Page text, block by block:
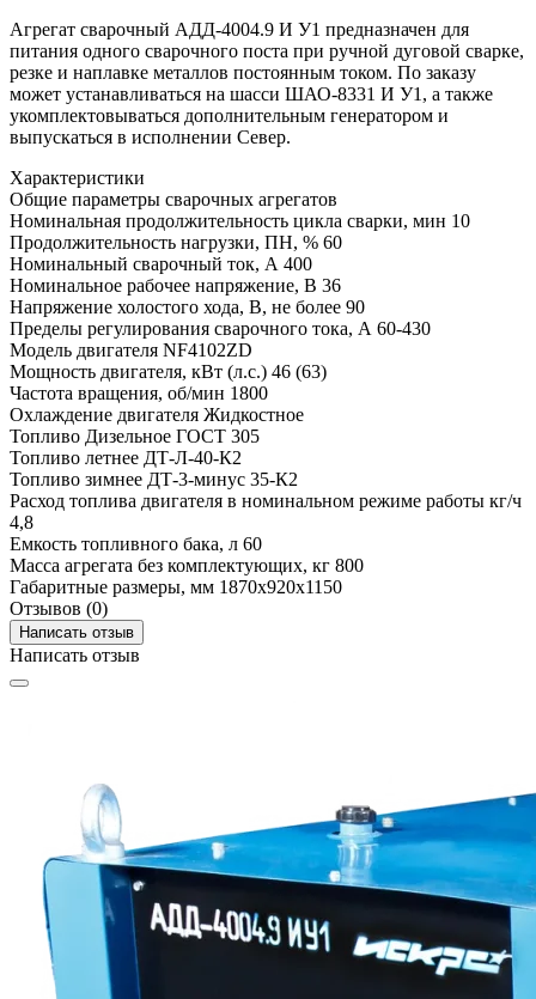
Агрегат сварочный АДД-4004.9 И У1 предназначен для
питания одного сварочного поста при ручной дуговой сварке,
резке и наплавке металлов постоянным током. По заказу
может устанавливаться на шасси ШАО-8331 И У1, а также
укомплектовываться дополнительным генератором и
выпускаться в исполнении Север.
Характеристики
Общие параметры сварочных агрегатов
Номинальная продолжительность цикла сварки, мин 10
Продолжительность нагрузки, ПН, % 60
Номинальный сварочный ток, А 400
Номинальное рабочее напряжение, В 36
Напряжение холостого хода, В, не более 90
Пределы регулирования сварочного тока, А 60-430
Модель двигателя NF4102ZD
Мощность двигателя, кВт (л.с.) 46 (63)
Частота вращения, об/мин 1800
Охлаждение двигателя Жидкостное
Топливо Дизельное ГОСТ 305
Топливо летнее ДТ-Л-40-К2
Топливо зимнее ДТ-3-минус 35-К2
Расход топлива двигателя в номинальном режиме работы кг/ч
4,8
Емкость топливного бака, л 60
Масса агрегата без комплектующих, кг 800
Габаритные размеры, мм 1870х920х1150
Отзывов (0)
Написать отзыв
Написать отзыв